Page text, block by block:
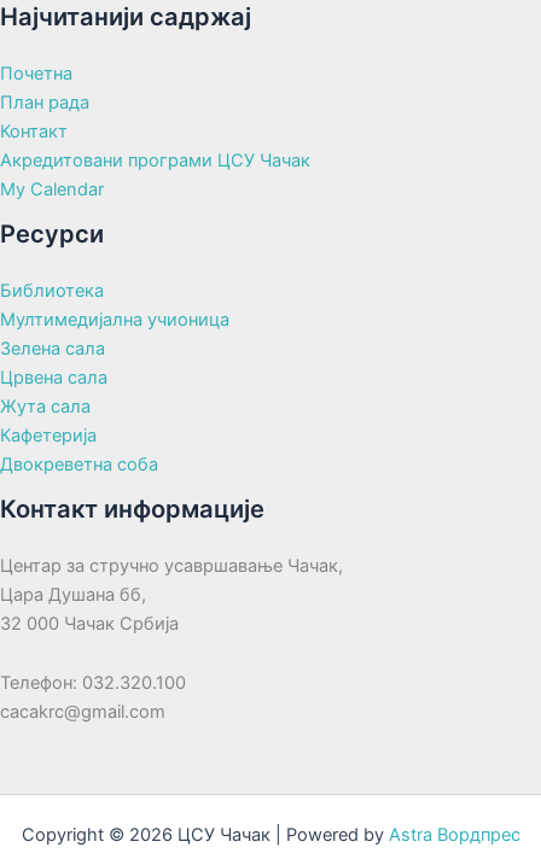
Најчитанији садржај
Почетна
План рада
Контакт
Акредитовани програми ЦСУ Чачак
My Calendar
Ресурси
Библиотека
Мултимедијална учионица
Зелена сала
Црвена сала
Жута сала
Кафетерија
Двокреветна соба
Контакт информације
Центар за стручно усавршавање Чачак,
Цара Душана бб,
32 000 Чачак Србија
Телефон: 032.320.100
cacakrc@gmail.com
Copyright © 2026 ЦСУ Чачак | Powered by Astra Вордпрес